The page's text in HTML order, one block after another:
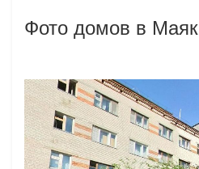
Фото домов в Маяк